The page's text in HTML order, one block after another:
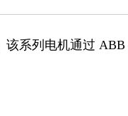
该系列电机通过 ABB